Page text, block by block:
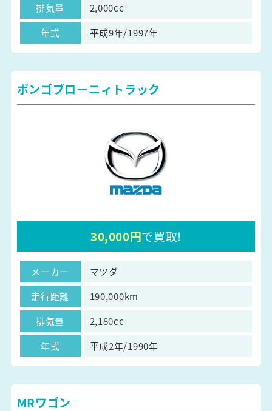
排気量
2,000cc
年式
平成9年/1997年
ボンゴブローニィトラック
30,000円で買取!
メーカー
マツダ
走行距離
190,000km
排気量
2,180cc
年式
平成2年/1990年
MRワゴン